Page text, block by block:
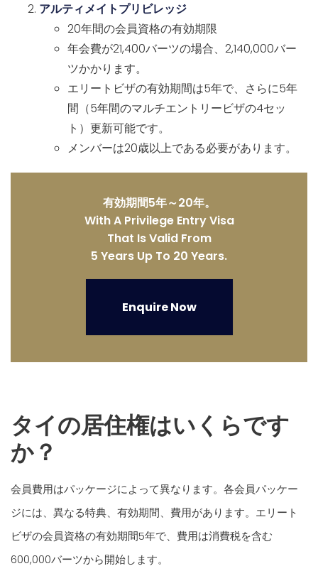
アルティメイトプリビレッジ
20年間の会員資格の有効期限
年会費が21,400バーツの場合、2,140,000バー
ツかかります。
エリートビザの有効期間は5年で、さらに5年
間（5年間のマルチエントリービザの4セッ
ト）更新可能です。
メンバーは20歳以上である必要があります。
有効期間5年～20年。
With A Privilege Entry Visa
That Is Valid From
5 Years Up To 20 Years.
Enquire Now
タイの居住権はいくらです
か？
会員費用はパッケージによって異なります。各会員パッケー
ジには、異なる特典、有効期間、費用があります。エリート
ビザの会員資格の有効期間5年で、費用は消費税を含む
600,000バーツから開始します。